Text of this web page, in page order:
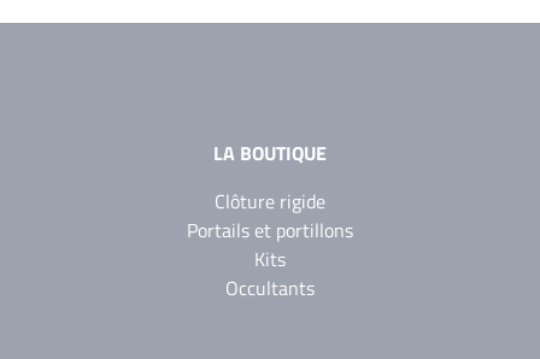
LA BOUTIQUE
Clôture rigide
Portails et portillons
Kits
Occultants